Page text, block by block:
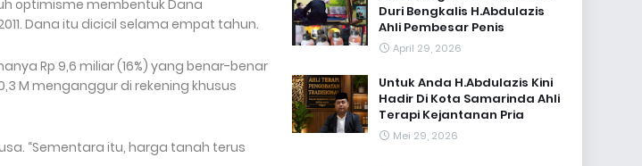
optimisme membentuk Dana
Dana itu dicicil selama empat tahun.
Rp 9,6 miliar (16%) yang benar-benar
M menganggur di rekening khusus
“Sementara itu, harga tanah terus
Duri Bengkalis H.Abdulazis
Ahli Pembesar Penis
April 29, 2026
Untuk Anda H.Abdulazis Kini
Hadir Di Kota Samarinda Ahli
Terapi Kejantanan Pria
Mei 29, 2026